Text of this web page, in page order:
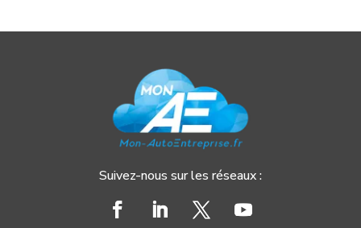
Suivez-nous sur les réseaux :